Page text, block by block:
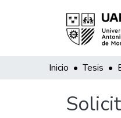
Inicio Tesis